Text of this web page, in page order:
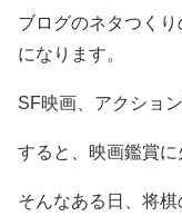
ブログのネタつく
になります。
SF映画、アクショ
すると、映画鑑賞に
そんなある日、将棋